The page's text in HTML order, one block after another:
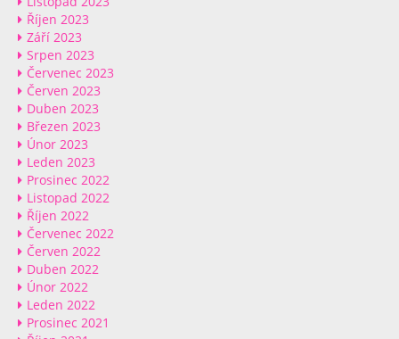
Říjen 2023
Září 2023
Srpen 2023
Červenec 2023
Červen 2023
Duben 2023
Březen 2023
Únor 2023
Leden 2023
Prosinec 2022
Listopad 2022
Říjen 2022
Červenec 2022
Červen 2022
Duben 2022
Únor 2022
Leden 2022
Prosinec 2021